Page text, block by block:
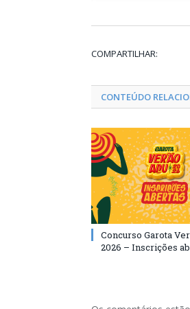
COMPARTILHAR:
CONTEÚDO
Concurso Garota
2026 – Inscrições